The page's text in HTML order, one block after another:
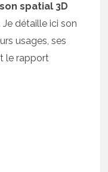
son spatial 3D
Je détaille ici son
usages, ses
le rapport